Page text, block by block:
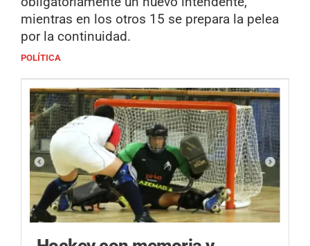
mientras en los otros 15 se prepara la pelea
por la continuidad.
POLÍTICA